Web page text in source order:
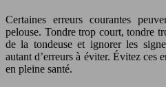
Certaines erreurs courantes
pelouse. Tondre trop court, tondre
de la tondeuse et ignorer les
autant d’erreurs à éviter. Évitez ces
en pleine santé.